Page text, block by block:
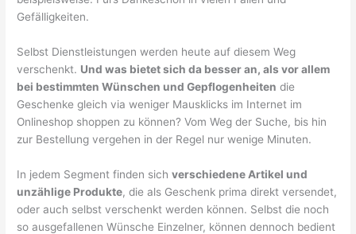
Gefälligkeiten.
Selbst Dienstleistungen werden heute auf diesem Weg
verschenkt. Und was bietet sich da besser an, als vor allem
bei bestimmten Wünschen und Gepflogenheiten die
Geschenke gleich via weniger Mausklicks im Internet im
Onlineshop shoppen zu können? Vom Weg der Suche, bis hin
zur Bestellung vergehen in der Regel nur wenige Minuten.
In jedem Segment finden sichverschiedene Artikel und
unzählige Produkte, die als Geschenk prima direkt versendet,
oder auch selbst verschenkt werden können. Selbst die noch
so ausgefallenen Wünsche Einzelner, können dennoch bedient